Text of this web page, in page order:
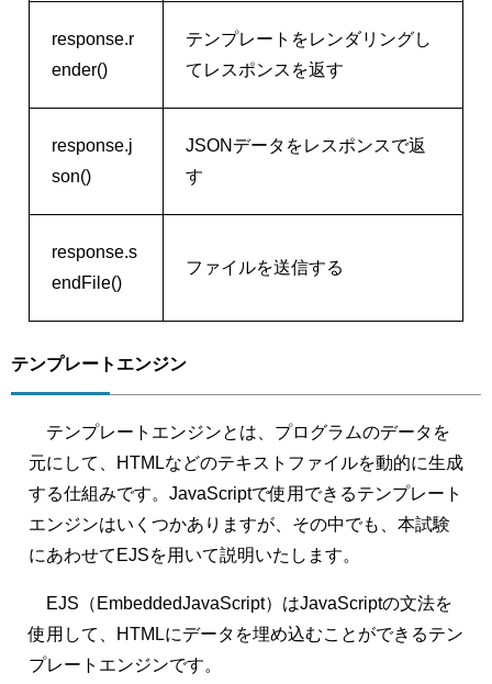
response.r
ender()
テンプレートをレンダリングし
てレスポンスを返す
response.j
son()
JSONデータをレスポンスで返
す
response.s
endFile()
ファイルを送信する
テンプレートエンジン
テンプレートエンジンとは、プログラムのデータを
元にして、HTMLなどのテキストファイルを動的に生成
する仕組みです。JavaScriptで使用できるテンプレート
エンジンはいくつかありますが、その中でも、本試験
にあわせてEJSを用いて説明いたします。
EJS（EmbeddedJavaScript）はJavaScriptの文法を
使用して、HTMLにデータを埋め込むことができるテン
プレートエンジンです。